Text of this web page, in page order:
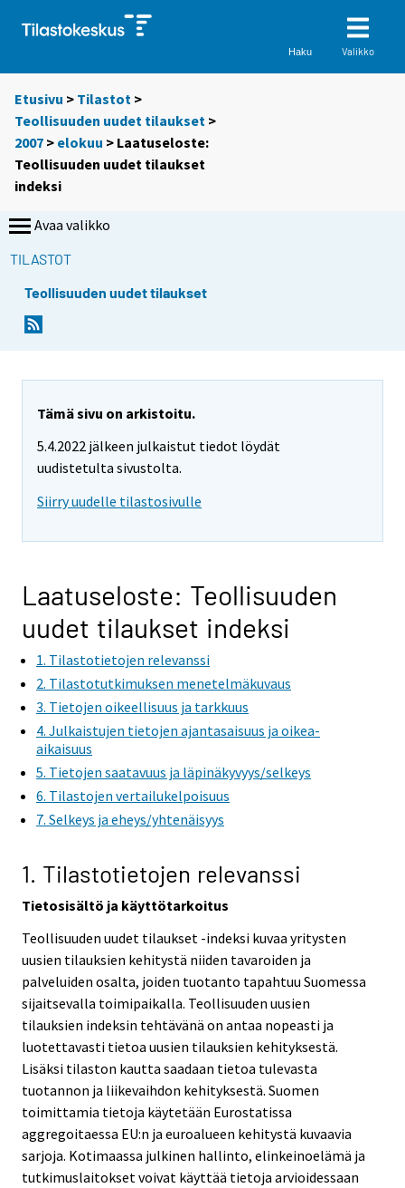
Haku Valikko
Etusivu > Tilastot >
Teollisuuden uudet tilaukset >
2007 > elokuu > Laatuseloste:
Teollisuuden uudet tilaukset
indeksi
Avaa valikko
TILASTOT
Teollisuuden uudet tilaukset
Tämä sivu on arkistoitu.
5.4.2022 jälkeen julkaistut tiedot löydät
uudistetulta sivustolta.
Siirry uudelle tilastosivulle
Laatuseloste: Teollisuuden
uudet tilaukset indeksi
1. Tilastotietojen relevanssi
2. Tilastotutkimuksen menetelmäkuvaus
3. Tietojen oikeellisuus ja tarkkuus
4. Julkaistujen tietojen ajantasaisuus ja oikea-
aikaisuus
5. Tietojen saatavuus ja läpinäkyvyys/selkeys
6. Tilastojen vertailukelpoisuus
7. Selkeys ja eheys/yhtenäisyys
1. Tilastotietojen relevanssi
Tietosisältö ja käyttötarkoitus
Teollisuuden uudet tilaukset -indeksi kuvaa yritysten
uusien tilauksien kehitystä niiden tavaroiden ja
palveluiden osalta, joiden tuotanto tapahtuu Suomessa
sijaitsevalla toimipaikalla. Teollisuuden uusien
tilauksien indeksin tehtävänä on antaa nopeasti ja
luotettavasti tietoa uusien tilauksien kehityksestä.
Lisäksi tilaston kautta saadaan tietoa tulevasta
tuotannon ja liikevaihdon kehityksestä. Suomen
toimittamia tietoja käytetään Eurostatissa
aggregoitaessa EU:n ja euroalueen kehitystä kuvaavia
sarjoja. Kotimaassa julkinen hallinto, elinkeinoelämä ja
tutkimuslaitokset voivat käyttää tietoja arvioidessaan